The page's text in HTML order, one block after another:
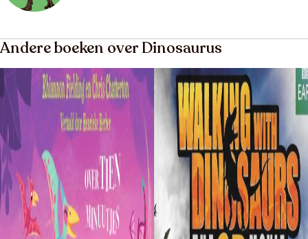
Andere boeken over Dinosaurus